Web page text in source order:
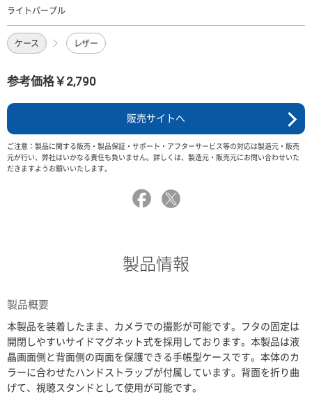
ライトパープル
ケース レザー
参考価格￥2,790
販売サイトへ
ご注意：製品に関する販売・製品保証・サポート・アフターサービス等の対応は製造元・販売
元が行い、弊社はいかなる責任も負いません。詳しくは、製造元・販売元にお問い合わせいた
だきますようお願いいたします。
製品情報
製品概要
本製品を装着したまま、カメラでの撮影が可能です。フタの固定は
開閉しやすいサイドマグネット式を採用しております。本製品は液
晶画面側と背面側の両面を保護できる手帳型ケースです。本体のカ
ラーに合わせたハンドストラップが付属しています。背面を折り曲
げて、視聴スタンドとして使用が可能です。